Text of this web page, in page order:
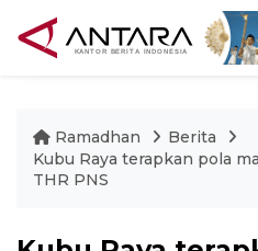
Ramadhan
Berita
Kubu Raya terapkan pola
THR PNS